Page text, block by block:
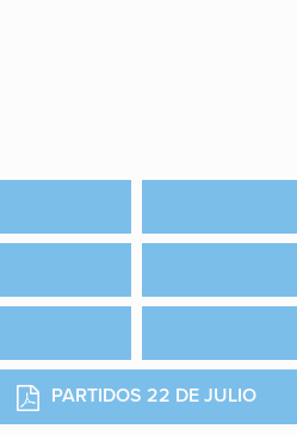
PARTIDOS 22 DE JULIO